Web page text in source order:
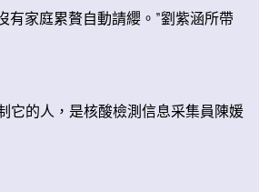
有家庭累贅自動請纓。”劉紫涵所帶
它的人，是核酸檢測信息采集員陳媛